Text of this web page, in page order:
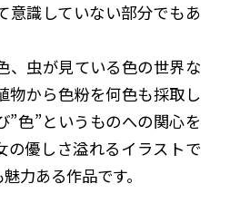
意識していない部分でもあ
、虫が見ている色の世界な
物から色粉を何色も採取し
”色”というものへの関心を
の優しさ溢れるイラストで
力ある作品です。